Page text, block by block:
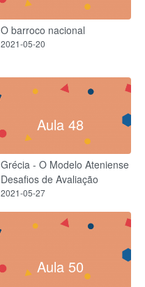
O barroco nacional
2021-05-20
Aula 48
Grécia - O Modelo Ateniense
Desafios de Avaliação
2021-05-27
Aula 50